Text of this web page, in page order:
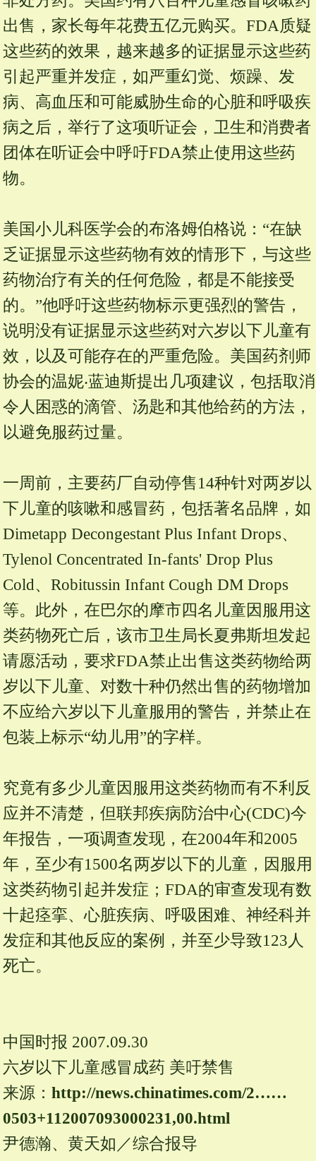
出售，家长每年花费五亿元购买。FDA质疑
这些药的效果，越来越多的证据显示这些药
引起严重并发症，如严重幻觉、烦躁、发
病、高血压和可能威胁生命的心脏和呼吸疾
病之后，举行了这项听证会，卫生和消费者
团体在听证会中呼吁FDA禁止使用这些药
物。
美国小儿科医学会的布洛姆伯格说：“在缺
乏证据显示这些药物有效的情形下，与这些
药物治疗有关的任何危险，都是不能接受
的。”他呼吁这些药物标示更强烈的警告，
说明没有证据显示这些药对六岁以下儿童有
效，以及可能存在的严重危险。美国药剂师
协会的温妮‧蓝迪斯提出几项建议，包括取消
令人困惑的滴管、汤匙和其他给药的方法，
以避免服药过量。
一周前，主要药厂自动停售14种针对两岁以
下儿童的咳嗽和感冒药，包括著名品牌，如
Dimetapp Decongestant Plus Infant Drops、
Tylenol Concentrated In-fants' Drop Plus
Cold、Robitussin Infant Cough DM Drops
等。此外，在巴尔的摩市四名儿童因服用这
类药物死亡后，该市卫生局长夏弗斯坦发起
请愿活动，要求FDA禁止出售这类药物给两
岁以下儿童、对数十种仍然出售的药物增加
不应给六岁以下儿童服用的警告，并禁止在
包装上标示“幼儿用”的字样。
究竟有多少儿童因服用这类药物而有不利反
应并不清楚，但联邦疾病防治中心(CDC)今
年报告，一项调查发现，在2004年和2005
年，至少有1500名两岁以下的儿童，因服用
这类药物引起并发症；FDA的审查发现有数
十起痉挛、心脏疾病、呼吸困难、神经科并
发症和其他反应的案例，并至少导致123人
死亡。
中国时报 2007.09.30
六岁以下儿童感冒成药 美吁禁售
来源： http://news.chinatimes.com/2……
0503+112007093000231,00.html
尹德瀚、黄天如／综合报导